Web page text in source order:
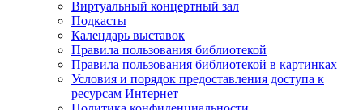
Виртуальный концертный зал
Подкасты
Календарь выставок
Правила пользования библиотекой
Правила пользования библиотекой в картинках
Условия и порядок предоставления доступа к
ресурсам Интернет